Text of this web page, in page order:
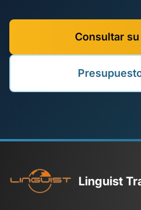
Consultar
Linguist